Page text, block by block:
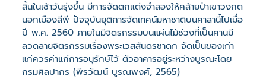
สิ้นในเช้าวันรุ่งขึ้น มีการจัดตกแต่งจำลองให้คล้ายป่าเขาวงกต
นอกเมืองสีพี ปัจจุบันยุติการจัดเทศน์มหาชาติบนศาลานี้ไปเมื่อ
ปี พ.ศ. 2560 ภายในมีจิตรกรรมบนแผ่นไม้ช่วงที่เป็นคานมี
ลวดลายจิตรกรรมเรื่องพระเวสสันดรชาดก จัดเป็นของเก่า
แก่ควรค่าแก่การอนุรักษ์ไว้ ตัวอาคารอยู่ระหว่างบูรณะโดย
กรมศิลปากร (พีรวัฒน์ บูรณพงศ์, 2565)